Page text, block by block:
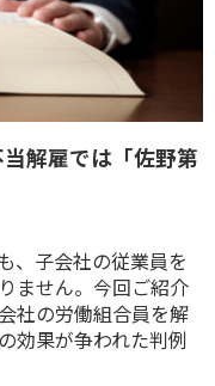
解雇では「佐野第
、子会社の従業員を
ません。今回ご紹介
社の労働組合員を解
効果が争われた判例